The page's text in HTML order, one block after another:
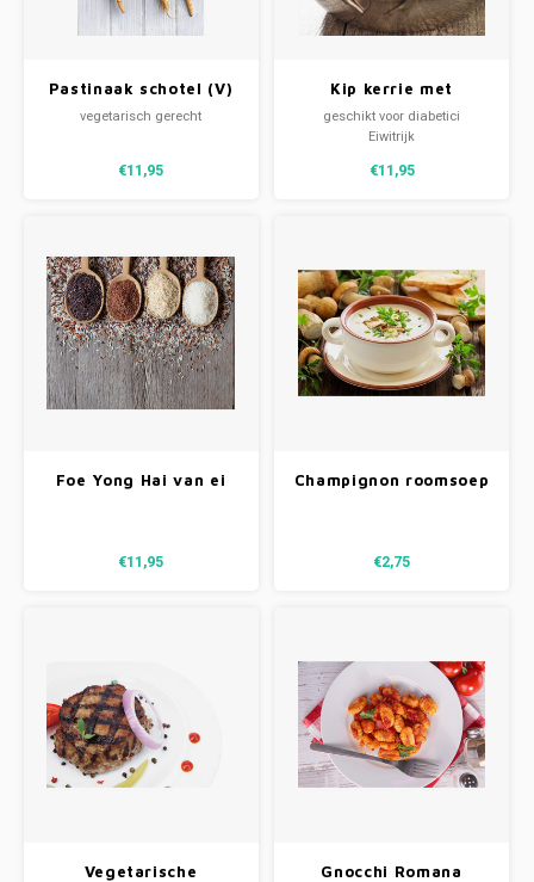
Pastinaak schotel (V)
vegetarisch gerecht
€11,95
Kip kerrie met
groentemix & rijst
geschikt voor diabetici
Eiwitrijk
€11,95
Foe Yong Hai van ei
€11,95
Champignon roomsoep
€2,75
Vegetarische
Gnocchi Romana